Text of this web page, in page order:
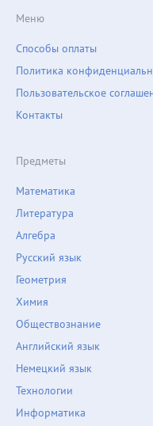
Предметы
Математика
Литература
Алгебра
Русский язык
Геометрия
Химия
Обществознание
Английский язык
Немецкий язык
Технологии
Информатика
Меню
Способы оплаты
Политика
Пользовательское
Контакты